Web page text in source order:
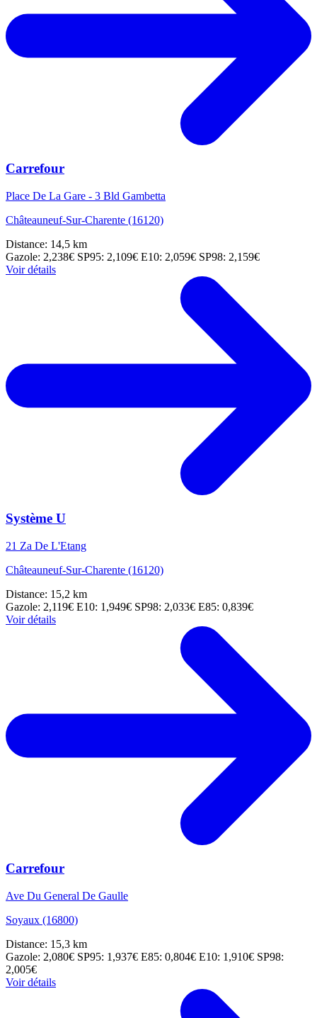
Carrefour
Place De La Gare - 3 Bld Gambetta
Châteauneuf-Sur-Charente (16120)
Distance: 14,5 km
Gazole: 2,238€ SP95: 2,109€ E10: 2,059€ SP98: 2,159€
Voir détails
Système U
21 Za De L'Etang
Châteauneuf-Sur-Charente (16120)
Distance: 15,2 km
Gazole: 2,119€ E10: 1,949€ SP98: 2,033€ E85: 0,839€
Voir détails
Carrefour
Ave Du General De Gaulle
Soyaux (16800)
Distance: 15,3 km
Gazole: 2,080€ SP95: 1,937€ E85: 0,804€ E10: 1,910€ SP98:
2,005€
Voir détails